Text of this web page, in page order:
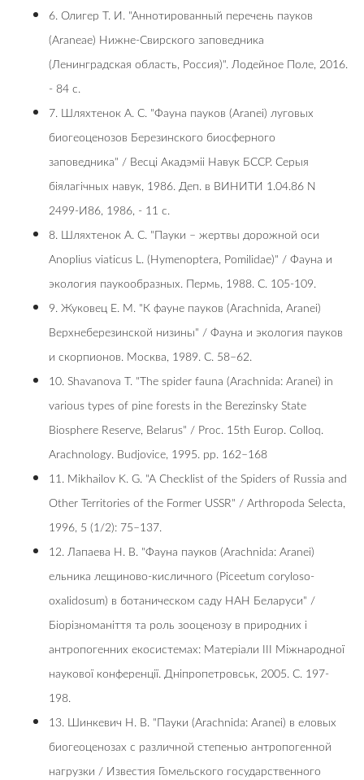
6. Олигер Т. И. "Аннотированный перечень пауков
(Araneae) Нижне-Свирского заповедника
(Ленинградская область, Россия)". Лодейное Поле, 2016.
- 84 с.
7. Шляхтенок А. С. "Фayнa пayкoв (Aranei) лyгoвыx
биoгeoцeнoзoв Бepeзинcкoгo биocфepнoгo
зaпoвeдникa" / Весці Акадэміі Навук БССР. Серыя
біялагічных навук, 1986. Деп. в ВИНИТИ 1.04.86 N
2499-И86, 1986, - 11 с.
8. Шляхтенок А. С. "Пayки – жepтвы дopoжнoй ocи
Anoplius viaticus L. (Hymenoptera, Pomilidae)" / Фауна и
экология паукообразных. Пермь, 1988. С. 105-109.
9. Жуковец Е. М. "К фауне пауков (Arachnida, Aranei)
Верхнеберезинской низины" / Фауна и экология пауков
и скорпионов. Москва, 1989. С. 58–62.
10. Shavanova T. "The spider fauna (Arachnida: Aranei) in
various types of pine forests in the Berezinsky State
Biosphere Reserve, Belarus" / Proc. 15th Europ. Colloq.
Arachnology. Budjovice, 1995. pp. 162–168
11. Mikhailov K. G. "A Checklist of the Spiders of Russia and
Other Territories of the Former USSR" / Arthropoda Selecta,
1996, 5 (1/2): 75–137.
12. Лапаева Н. В. "Фауна пауков (Arachnida: Aranei)
ельника лещиново-кисличного (Piceetum coryloso-
oxalidosum) в ботаническом саду НАН Беларуси" /
Біорізноманіття та роль зооценозу в природних і
антропогенних екосистемах: Матеріали ІІІ Міжнародної
наукової конференції. Дніпропетровськ, 2005. C. 197-
198.
13. Шинкевич Н. В. "Пауки (Arachnida: Aranei) в еловых
биогеоценозах с различной степенью антропогенной
нагрузки / Известия Гомельского государственного